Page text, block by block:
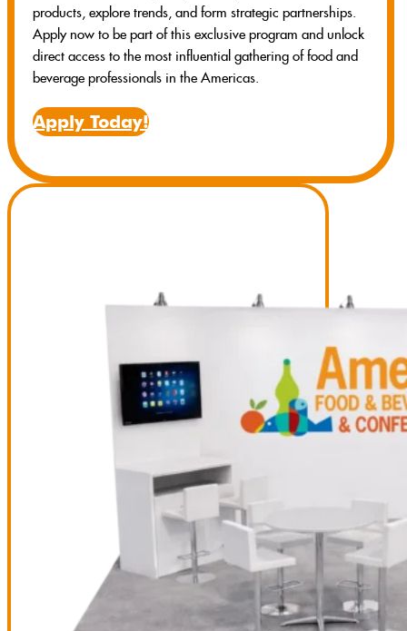
products, explore trends, and form strategic partnerships.
Apply now to be part of this exclusive program and unlock
direct access to the most influential gathering of food and
beverage professionals in the Americas.
Apply Today!